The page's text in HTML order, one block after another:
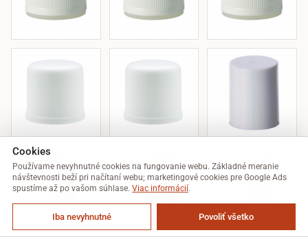
Cookies
Používame nevyhnutné cookies na fungovanie webu. Základné meranie
návštevnosti beží pri načítaní webu; marketingové cookies pre Google Ads
spustíme až po vašom súhlase. Viac informácií.
Iba nevyhnutné Povoliť všetko